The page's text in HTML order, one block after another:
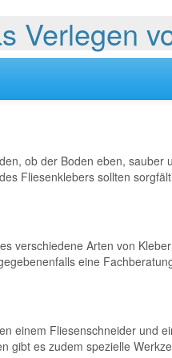
Verlegen
ob der Boden eben, sauber
Fliesenklebers sollten
verschiedene Arten von
eine
einem Fliesenschneider und
es zudem spezielle